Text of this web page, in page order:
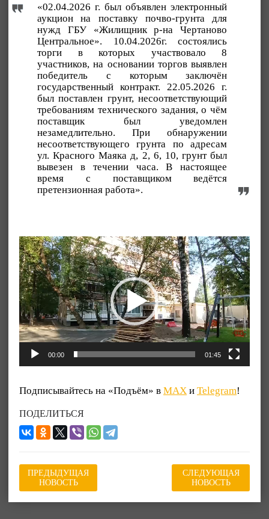
«02.04.2026 г. был объявлен электронный
аукцион на поставку почво-грунта для
нужд ГБУ «Жилищник р-на Чертаново
Центральное». 10.04.2026г. состоялись
торги в которых участвовало 8
участников, на основании торгов выявлен
победитель с которым заключён
государственный контракт. 22.05.2026 г.
был поставлен грунт, несоответствующий
требованиям технического задания, о чём
поставщик был уведомлен
незамедлительно. При обнаружении
несоответствующего грунта по адресам
ул. Красного Маяка д, 2, 6, 10, грунт был
вывезен в течении часа. В настоящее
время с поставщиком ведётся
претензионная работа».
Видеоплеер
00:00 01:45
Подписывайтесь на «Подъём» в MAX и Telegram!
ПОДЕЛИТЬСЯ
ПРЕДЫДУЩАЯ
НОВОСТЬ
СЛЕДУЮЩАЯ
НОВОСТЬ